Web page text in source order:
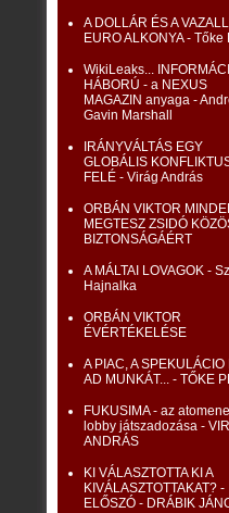
A DOLLÁR ÉS A
EURO ALKONYA - Tőke
WikiLeaks...
HÁBORÚ - a NEXUS
MAGAZIN anyaga -
Gavin Marshall
IRÁNYVÁLTÁS EGY
GLOBÁLIS
FELÉ - Virág András
ORBÁN VIKTOR
MEGTESZ ZSIDÓ
BIZTONSÁGÁÉRT
A MÁLTAI LOVAGOK -
Hajnalka
ORBÁN VIKTOR
ÉVÉRTÉKELÉSE
A PIAC, A SPEKULÁCIO
AD MUNKÁT... - TŐKE
FUKUSIMA - az
lobby játszadozása -
ANDRÁS
KI VÁLASZTOTTA KI A
KIVÁLASZTOTTAKAT? -
ELŐSZÓ - DRÁBIK